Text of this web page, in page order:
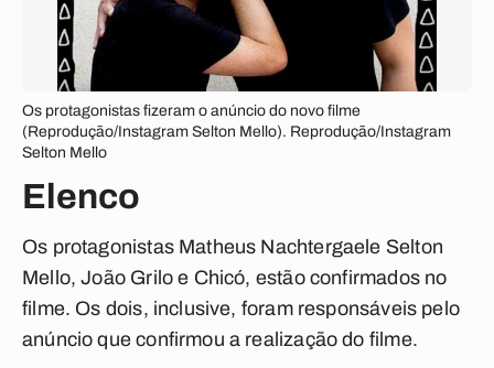
Os protagonistas fizeram o anúncio do novo filme
(Reprodução/Instagram Selton Mello). Reprodução/Instagram
Selton Mello
Elenco
Os protagonistas Matheus Nachtergaele Selton
Mello, João Grilo e Chicó, estão confirmados no
filme. Os dois, inclusive, foram responsáveis pelo
anúncio que confirmou a realização do filme.